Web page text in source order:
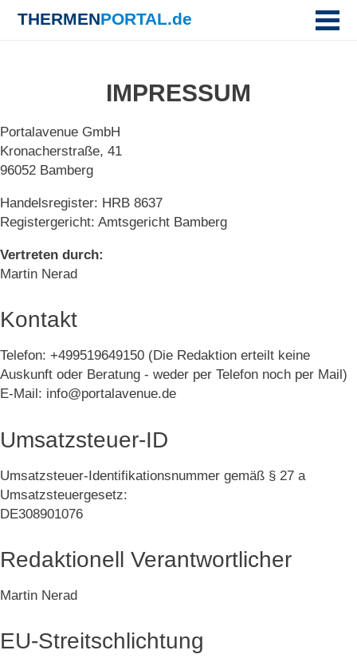
THERMENPORTAL.de
IMPRESSUM
Portalavenue GmbH
Kronacherstraße, 41
96052 Bamberg
Handelsregister: HRB 8637
Registergericht: Amtsgericht Bamberg
Vertreten durch:
Martin Nerad
Kontakt
Telefon: +499519649150 (Die Redaktion erteilt keine
Auskunft oder Beratung - weder per Telefon noch per Mail)
E-Mail: info@portalavenue.de
Umsatzsteuer-ID
Umsatzsteuer-Identifikationsnummer gemäß § 27 a
Umsatzsteuergesetz:
DE308901076
Redaktionell Verantwortlicher
Martin Nerad
EU-Streitschlichtung